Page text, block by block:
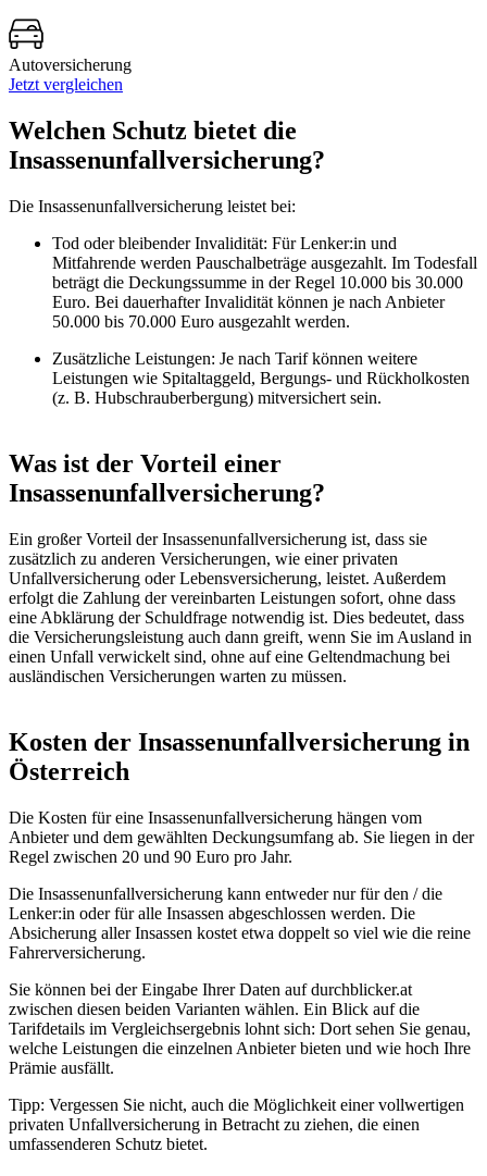
Autoversicherung
Jetzt vergleichen
Welchen Schutz bietet die
Insassenunfallversicherung?
Die Insassenunfallversicherung leistet bei:
Tod oder bleibender Invalidität: Für Lenker:in und
Mitfahrende werden Pauschalbeträge ausgezahlt. Im Todesfall
beträgt die Deckungssumme in der Regel 10.000 bis 30.000
Euro. Bei dauerhafter Invalidität können je nach Anbieter
50.000 bis 70.000 Euro ausgezahlt werden.
Zusätzliche Leistungen: Je nach Tarif können weitere
Leistungen wie Spitaltaggeld, Bergungs- und Rückholkosten
(z. B. Hubschrauberbergung) mitversichert sein.
Was ist der Vorteil einer
Insassenunfallversicherung?
Ein großer Vorteil der Insassenunfallversicherung ist, dass sie
zusätzlich zu anderen Versicherungen, wie einer privaten
Unfallversicherung oder Lebensversicherung, leistet. Außerdem
erfolgt die Zahlung der vereinbarten Leistungen sofort, ohne dass
eine Abklärung der Schuldfrage notwendig ist. Dies bedeutet, dass
die Versicherungsleistung auch dann greift, wenn Sie im Ausland in
einen Unfall verwickelt sind, ohne auf eine Geltendmachung bei
ausländischen Versicherungen warten zu müssen.
Kosten der Insassenunfallversicherung in
Österreich
Die Kosten für eine Insassenunfallversicherung hängen vom
Anbieter und dem gewählten Deckungsumfang ab. Sie liegen in der
Regel zwischen 20 und 90 Euro pro Jahr.
Die Insassenunfallversicherung kann entweder nur für den / die
Lenker:in oder für alle Insassen abgeschlossen werden. Die
Absicherung aller Insassen kostet etwa doppelt so viel wie die reine
Fahrerversicherung.
Sie können bei der Eingabe Ihrer Daten auf durchblicker.at
zwischen diesen beiden Varianten wählen. Ein Blick auf die
Tarifdetails im Vergleichsergebnis lohnt sich: Dort sehen Sie genau,
welche Leistungen die einzelnen Anbieter bieten und wie hoch Ihre
Prämie ausfällt.
Tipp: Vergessen Sie nicht, auch die Möglichkeit einer vollwertigen
privaten Unfallversicherung in Betracht zu ziehen, die einen
umfassenderen Schutz bietet.